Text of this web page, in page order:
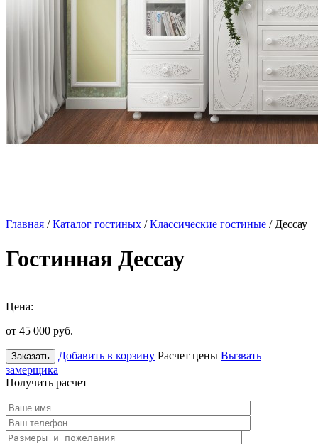
Главная /Каталог гостиных /Классические гостиные / Дессау
Гостинная Дессау
Цена:
от 45 000 руб.
Заказать Добавить в корзину Расчет цены Вызвать
замерщика
Получить расчет